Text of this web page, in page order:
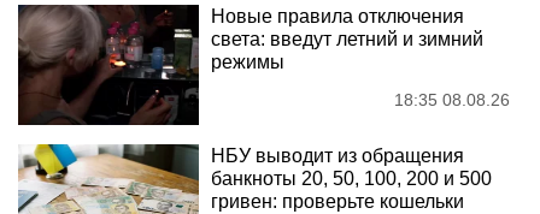
Новые правила отключения
света: введут летний и зимний
режимы
18:35 08.08.26
НБУ выводит из обращения
банкноты 20, 50, 100, 200 и 500
гривен: проверьте кошельки